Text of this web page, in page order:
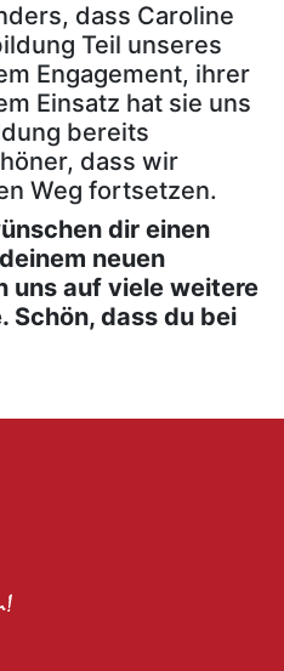
dass Caroline
Teil unseres
Engagement, ihrer
Einsatz hat sie uns
bereits
dass wir
Weg fortsetzen.
dir einen
neuen
uns auf viele weitere
Schön, dass du bei